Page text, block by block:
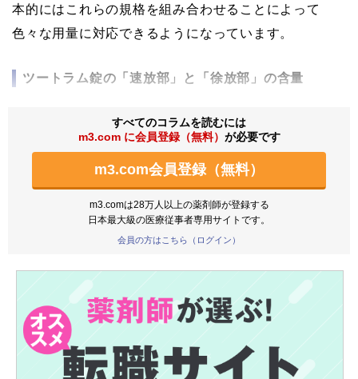
本的にはこれらの規格を組み合わせることによって
色々な用量に対応できるようになっています。
ツートラム錠の「速放部」と「徐放部」の含量
すべてのコラムを読むには
m3.com に会員登録（無料） が必要です
m3.com会員登録（無料）
m3.comは28万人以上の薬剤師が登録する
日本最大級の医療従事者専用サイトです。
会員の方はこちら（ログイン）